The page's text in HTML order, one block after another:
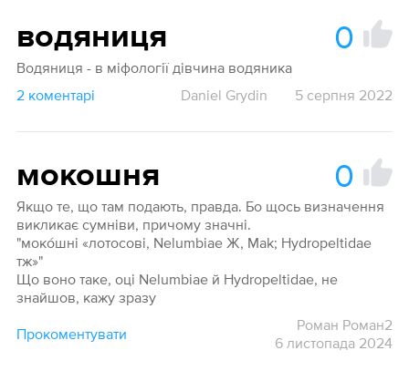
водяниця 0
Водяниця - в міфології дівчина водяника
2 коментарі
Daniel Grydin 5 серпня 2022
мокошня 0
Якщо те, що там подають, правда. Бо щось визначення
викликає сумніви, причому значні.
"моко́шні «лотосові, Nelumbiae Ж, Mak; Hydropeltidae
тж»"
Що воно таке, оці Nelumbiae й Hydropeltidae, не
знайшов, кажу зразу
Прокоментувати
Роман Роман2
6 листопада 2024